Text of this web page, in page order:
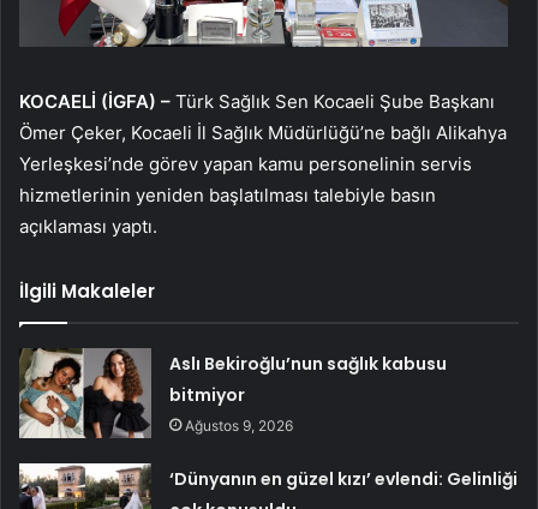
KOCAELİ (İGFA) – Türk Sağlık Sen Kocaeli Şube Başkanı
Ömer Çeker, Kocaeli İl Sağlık Müdürlüğü’ne bağlı Alikahya
Yerleşkesi’nde görev yapan kamu personelinin servis
hizmetlerinin yeniden başlatılması talebiyle basın
açıklaması yaptı.
İlgili Makaleler
Aslı Bekiroğlu’nun sağlık kabusu
bitmiyor
Ağustos 9, 2026
‘Dünyanın en güzel kızı’ evlendi: Gelinliği